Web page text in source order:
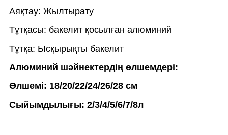
Аяқтау: Жылтырату
Тұтқасы: бакелит қосылған алюминий
Тұтқа: Ысқырықты бакелит
Алюминий шәйнектердің өлшемдері:
Өлшемі: 18/20/22/24/26/28 см
Сыйымдылығы: 2/3/4/5/6/7/8л